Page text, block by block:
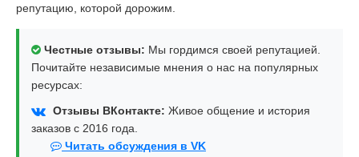
репутацию, которой дорожим.
Честные отзывы: Мы гордимся своей репутацией.
Почитайте независимые мнения о нас на популярных
ресурсах:
Отзывы ВКонтакте: Живое общение и история
заказов с 2016 года.
Читать обсуждения в VK